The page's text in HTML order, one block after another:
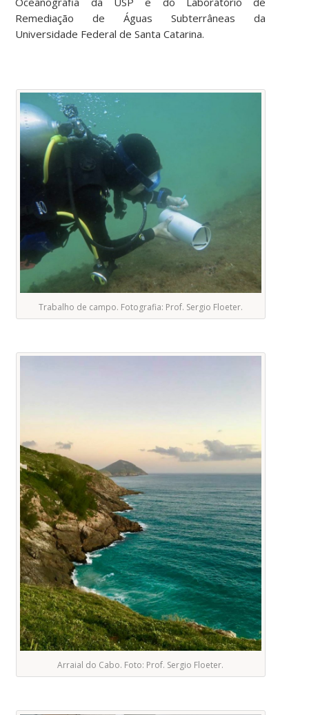
Remediação de Águas Subterrâneas da
Universidade Federal de Santa Catarina.
Trabalho de campo. Fotografia: Prof. Sergio Floeter.
Arraial do Cabo. Foto: Prof. Sergio Floeter.